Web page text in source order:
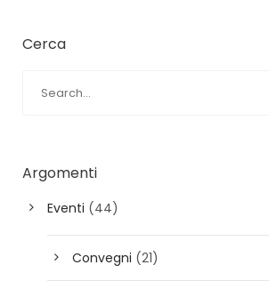
Cerca
Argomenti
Eventi (44)
Convegni (21)